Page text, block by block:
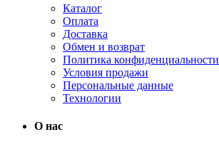
Каталог
Оплата
Доставка
Обмен и возврат
Политика конфиденциальности
Условия продажи
Персональные данные
Технологии
О нас